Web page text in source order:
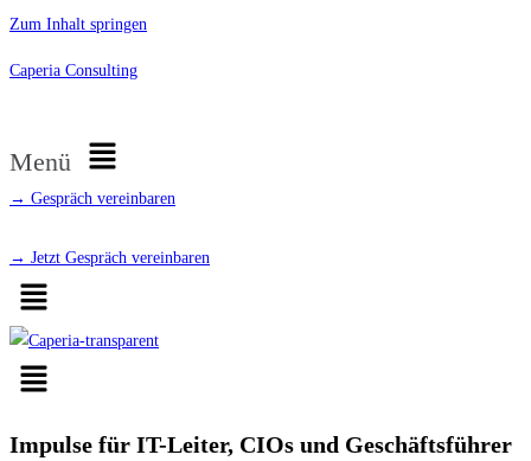
Zum Inhalt springen
Caperia Consulting
Menü
→ Gespräch vereinbaren
→ Jetzt Gespräch vereinbaren
Impulse für IT-Leiter, CIOs und Geschäftsführer